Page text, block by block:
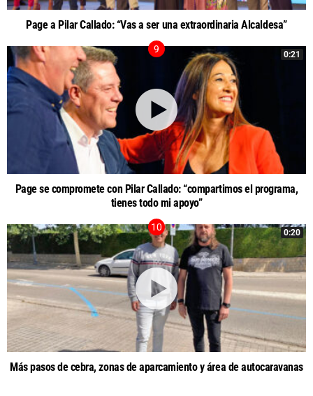
Page a Pilar Callado: “Vas a ser una extraordinaria Alcaldesa”
0:21
Page se compromete con Pilar Callado: “compartimos el programa,
tienes todo mi apoyo”
0:20
Más pasos de cebra, zonas de aparcamiento y área de autocaravanas